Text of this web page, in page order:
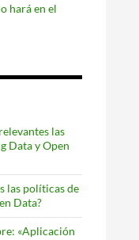
hará en el
las
Data y Open
las políticas de
Data?
«Aplicación